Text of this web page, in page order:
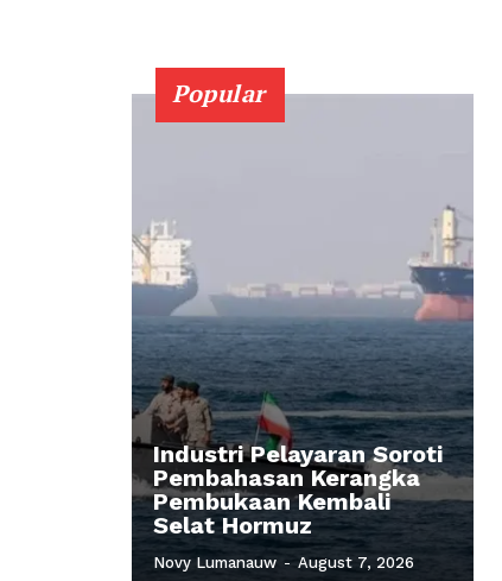
Popular
Industri Pelayaran Soroti
Pembahasan Kerangka
Pembukaan Kembali
Selat Hormuz
Novy Lumanauw - August 7, 2026